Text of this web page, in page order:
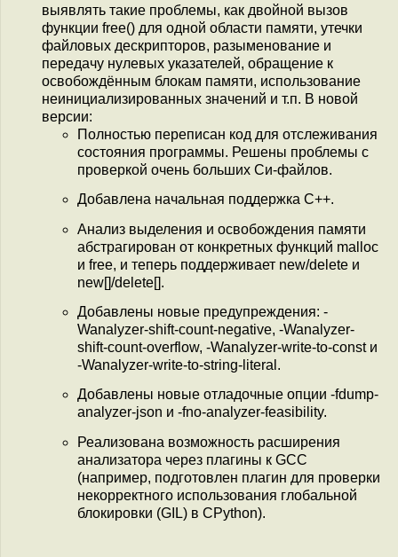
выявлять такие проблемы, как двойной вызов
функции free() для одной области памяти, утечки
файловых дескрипторов, разыменование и
передачу нулевых указателей, обращение к
освобождённым блокам памяти, использование
неинициализированных значений и т.п. В новой
версии:
Полностью переписан код для отслеживания
состояния программы. Решены проблемы с
проверкой очень больших Си-файлов.
Добавлена начальная поддержка C++.
Анализ выделения и освобождения памяти
абстрагирован от конкретных функций malloc
и free, и теперь поддерживает new/delete и
new[]/delete[].
Добавлены новые предупреждения: -
Wanalyzer-shift-count-negative, -Wanalyzer-
shift-count-overflow, -Wanalyzer-write-to-const и
-Wanalyzer-write-to-string-literal.
Добавлены новые отладочные опции -fdump-
analyzer-json и -fno-analyzer-feasibility.
Реализована возможность расширения
анализатора через плагины к GCC
(например, подготовлен плагин для проверки
некорректного использования глобальной
блокировки (GIL) в CPython).